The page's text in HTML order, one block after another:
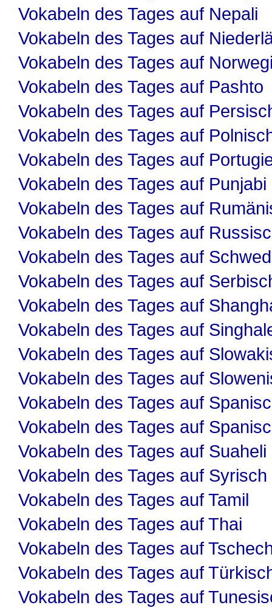
Vokabeln des Tages auf Nepali
Vokabeln des Tages auf
Vokabeln des Tages auf
Vokabeln des Tages auf Pashto
Vokabeln des Tages auf
Vokabeln des Tages auf
Vokabeln des Tages auf
Vokabeln des Tages auf Punjabi
Vokabeln des Tages auf
Vokabeln des Tages auf
Vokabeln des Tages auf
Vokabeln des Tages auf
Vokabeln des Tages auf
Vokabeln des Tages auf
Vokabeln des Tages auf
Vokabeln des Tages auf
Vokabeln des Tages auf
Vokabeln des Tages auf
Vokabeln des Tages auf Suaheli
Vokabeln des Tages auf Syrisch
Vokabeln des Tages auf Tamil
Vokabeln des Tages auf Thai
Vokabeln des Tages auf
Vokabeln des Tages auf
Vokabeln des Tages auf